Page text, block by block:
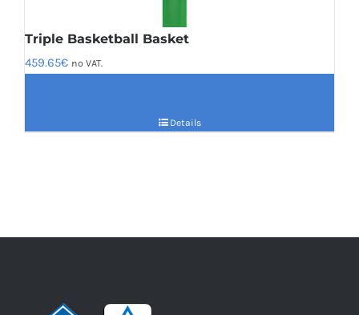
Triple Basketball Basket
459.65€ no VAT.
Details